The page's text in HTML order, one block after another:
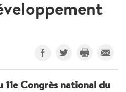
11e Congrès national du